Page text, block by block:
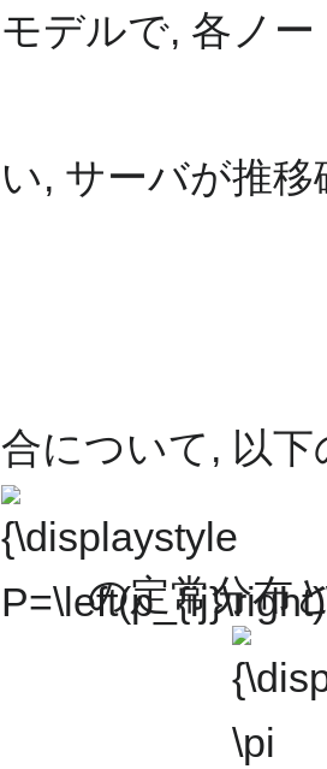
モデルで, 各ノ
い, サーバが推移
合について, 以
の定常分布
\pi _{i}\,}